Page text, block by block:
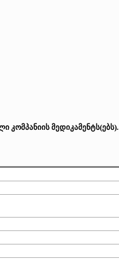
კომპანიის მედიკამენტს(ებს).